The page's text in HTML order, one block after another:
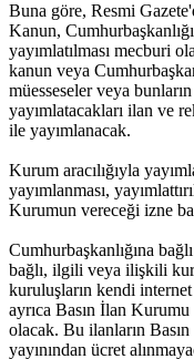
Buna göre, Resmi
Kanun,
yayımlatılması mecburi
kanun veya
müesseseler veya
yayımlatacakları ilan ve
ile yayımlanacak.
Kurum aracılığıyla
yayımlanması,
Kurumun vereceği izne
Cumhurbaşkanlığına
bağlı, ilgili veya ilişkili
kuruluşların kendi
ayrıca Basın İlan Kurumu
olacak. Bu ilanların
yayınından ücret